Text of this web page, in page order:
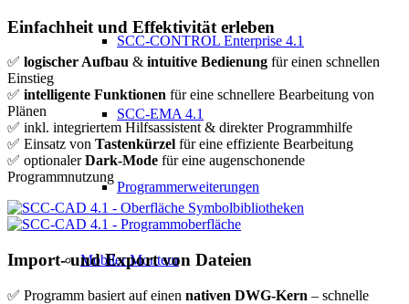
SCC-CONTROL Enterprise 4.1
SCC-EMA 4.1
Programmerweiterungen
Mobiler Monteur
Einfachheit und Effektivität erleben
✅ logischer Aufbau & intuitive Bedienung für einen schnellen
Einstieg
✅ intelligente Funktionen für eine schnellere Bearbeitung von
Plänen
✅ inkl. integriertem Hilfsassistent & direkter Programmhilfe
✅ Einsatz von Tastenkürzel für eine effiziente Bearbeitung
✅ optionalerDark-Mode für eine augenschonende
Programmnutzung
Import- und Export von Dateien
✅ Programm basiert auf einen nativen DWG-Kern – schnelle